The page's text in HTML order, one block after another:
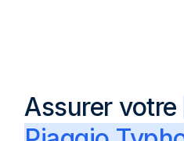
Assurer votre